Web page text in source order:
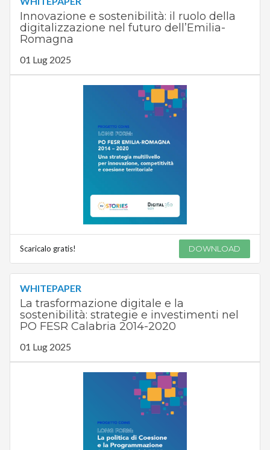
Innovazione e sostenibilità: il ruolo della
digitalizzazione nel futuro dell’Emilia-
Romagna
01 Lug 2025
Scaricalo gratis! DOWNLOAD
WHITEPAPER
La trasformazione digitale e la
sostenibilità: strategie e investimenti nel
PO FESR Calabria 2014-2020
01 Lug 2025